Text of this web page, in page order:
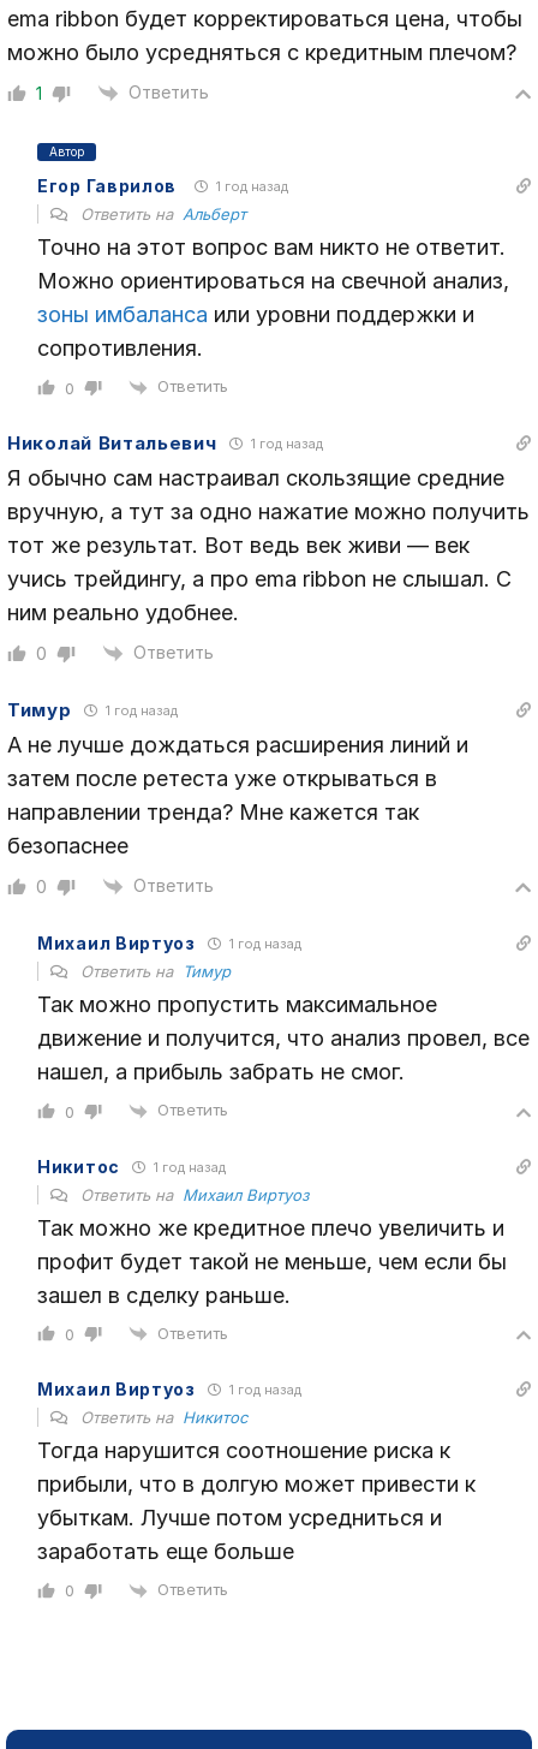
ema ribbon будет корректироваться цена, чтобы
можно было усредняться с кредитным плечом?
1 Ответить
Автор
Егор Гаврилов 1 год назад
Ответить на Альберт
Точно на этот вопрос вам никто не ответит.
Можно ориентироваться на свечной анализ,
зоны имбаланса или уровни поддержки и
сопротивления.
0 Ответить
Николай Витальевич 1 год назад
Я обычно сам настраивал скользящие средние
вручную, а тут за одно нажатие можно получить
тот же результат. Вот ведь век живи — век
учись трейдингу, а про ema ribbon не слышал. С
ним реально удобнее.
0 Ответить
Тимур 1 год назад
А не лучше дождаться расширения линий и
затем после ретеста уже открываться в
направлении тренда? Мне кажется так
безопаснее
0 Ответить
Михаил Виртуоз 1 год назад
Ответить на Тимур
Так можно пропустить максимальное
движение и получится, что анализ провел, все
нашел, а прибыль забрать не смог.
0 Ответить
Никитос 1 год назад
Ответить на Михаил Виртуоз
Так можно же кредитное плечо увеличить и
профит будет такой не меньше, чем если бы
зашел в сделку раньше.
0 Ответить
Михаил Виртуоз 1 год назад
Ответить на Никитос
Тогда нарушится соотношение риска к
прибыли, что в долгую может привести к
убыткам. Лучше потом усредниться и
заработать еще больше
0 Ответить